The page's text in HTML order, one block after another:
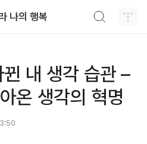
나의 행복
내 생각 습관 –
온 생각의 혁명